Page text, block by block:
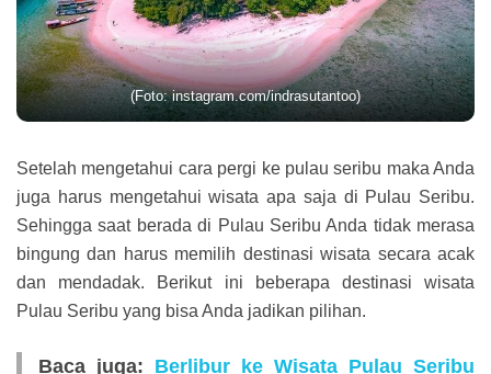
(Foto: instagram.com/indrasutantoo)
Setelah mengetahui cara pergi ke pulau seribu maka Anda
juga harus mengetahui wisata apa saja di Pulau Seribu.
Sehingga saat berada di Pulau Seribu Anda tidak merasa
bingung dan harus memilih destinasi wisata secara acak
dan mendadak. Berikut ini beberapa destinasi wisata
Pulau Seribu yang bisa Anda jadikan pilihan.
Baca juga: Berlibur ke Wisata Pulau Seribu